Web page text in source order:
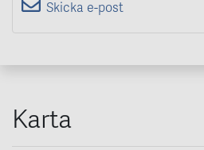
Skicka e-post
Karta